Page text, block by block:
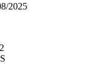
2025